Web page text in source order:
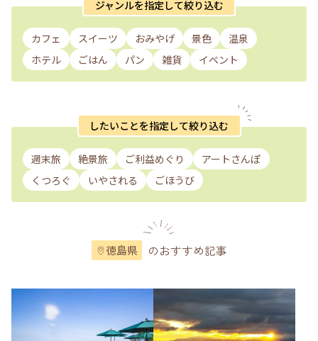
ジャンルを指定して絞り込む
カフェ スイーツ おみやげ 景色
温泉
ホテル
ごはん パン 雑貨 イベント
したいことを指定して絞り込む
週末旅 絶景旅 ご利益めぐり
アートさんぽ
くつろぐ
いやされる ごほうび
徳島県 のおすすめ記事